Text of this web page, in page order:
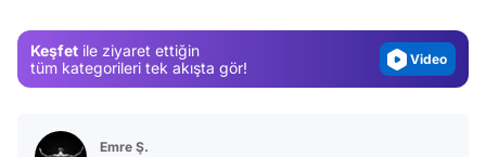
Keşfet ile ziyaret ettiğin
tüm kategorileri tek akışta gör!
Test
Emre Ş.